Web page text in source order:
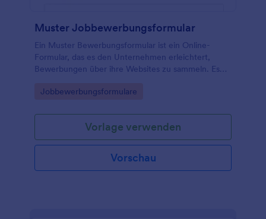
Muster Jobbewerbungsformular
Ein Muster Bewerbungsformular ist ein Online-
Formular, das es den Unternehmen erleichtert,
Bewerbungen über ihre Websites zu sammeln. Es
Anschreiben hochzuladen, Bewerbungsfragen zu
Minuten einzugeben. Unternehmen und
Personalabteilungen können dieses kostenlose
Muster-Bewerbungsformular verwenden, um den
Bewerbungsprozess zu optimieren,
unübersichtlichen Papierkram zu vermeiden und
Go to Category:
Jobbewerbungsformulare
Vorlage verwenden
Vorschau